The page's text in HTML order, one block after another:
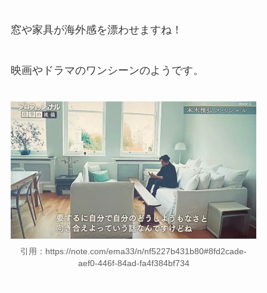
窓や家具が海外感を漂わせますね！
映画やドラマのワンシーンのようです。
引用：https://note.com/ema33/n/nf5227b431b80#8fd2cade-
aef0-446f-84ad-fa4f384bf734